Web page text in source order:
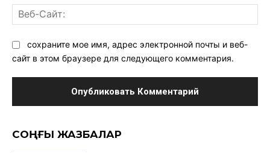
сохраните мое имя, адрес электронной почты и веб-
сайт в этом браузере для следующего комментария.
CОҢҒЫ ЖАЗБАЛАР